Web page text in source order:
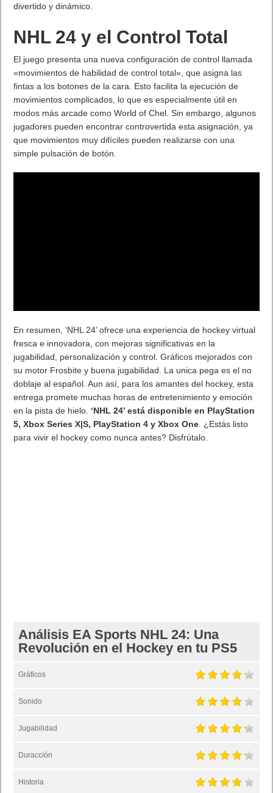
divertido y dinámico.
NHL 24 y el Control Total
El juego presenta una nueva configuración de control llamada
«movimientos de habilidad de control total», que asigna las
fintas a los botones de la cara. Esto facilita la ejecución de
movimientos complicados, lo que es especialmente útil en
modos más arcade como World of Chel. Sin embargo, algunos
jugadores pueden encontrar controvertida esta asignación, ya
que movimientos muy difíciles pueden realizarse con una
simple pulsación de botón.
En resumen, ‘NHL 24’ ofrece una experiencia de hockey virtual
fresca e innovadora, con mejoras significativas en la
jugabilidad, personalización y control. Gráficos mejorados con
su motor Frosbite y buena jugabilidad. La unica pega es el no
doblaje al español. Aun así, para los amantes del hockey, esta
entrega promete muchas horas de entretenimiento y emoción
en la pista de hielo. ‘NHL 24’ está disponible en PlayStation
5, Xbox Series X|S, PlayStation 4 y Xbox One . ¿Estás listo
para vivir el hockey como nunca antes? Disfrútalo.
Análisis EA Sports NHL 24: Una
Revolución en el Hockey en tu PS5
Gráficos
Sonido
Jugabilidad
Duracción
Historia